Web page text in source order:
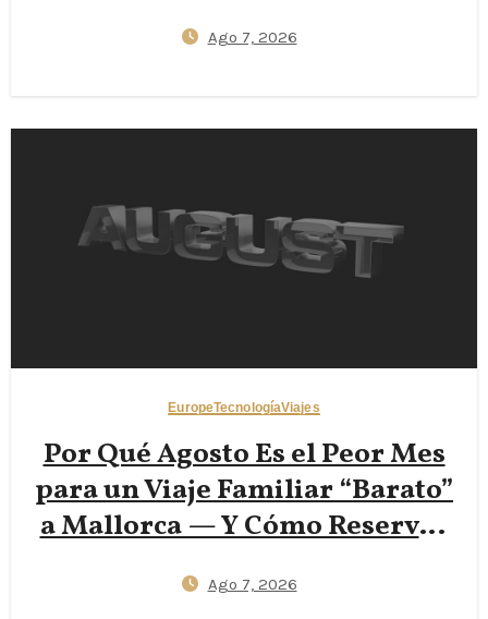
Ago 7, 2026
EuropeTecnologíaViajes
Por Qué Agosto Es el Peor Mes
para un Viaje Familiar “Barato”
a Mallorca — Y Cómo Reservar
de Septiembre Reduce los
Ago 7, 2026